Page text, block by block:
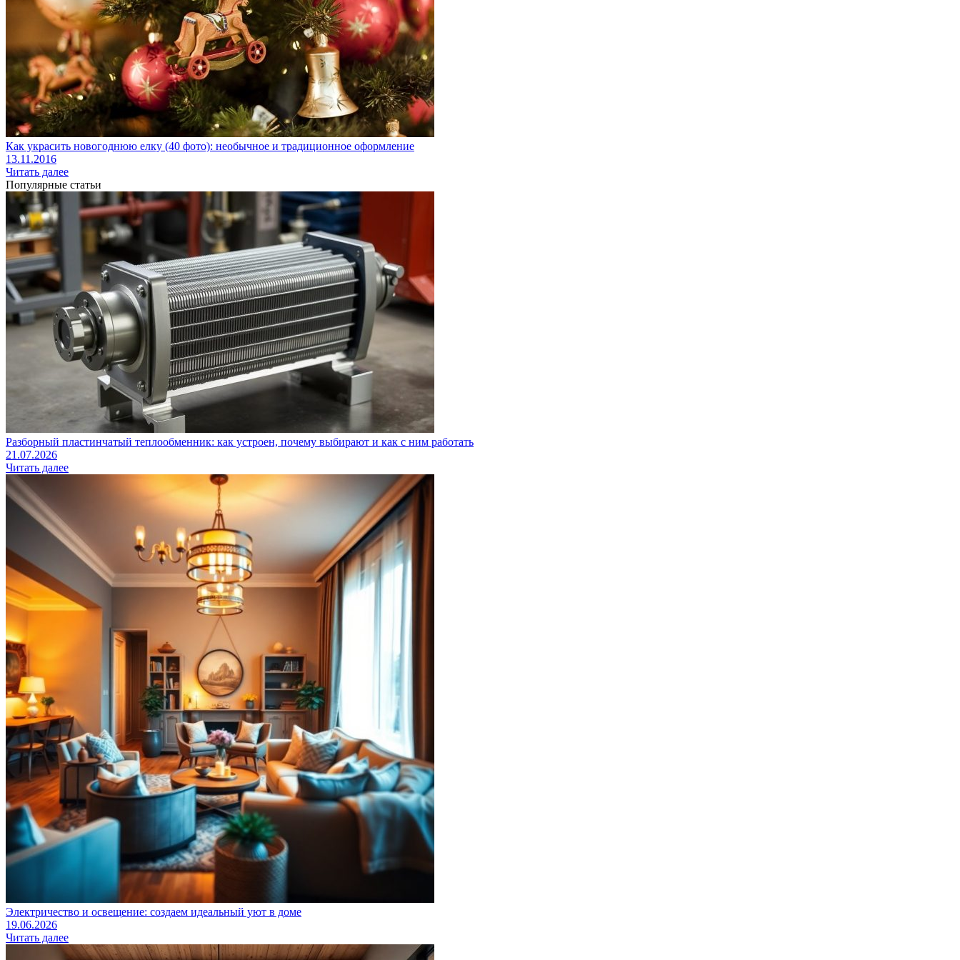
Как украсить новогоднюю елку (40 фото): необычное и традиционное оформление
13.11.2016
Читать далее
Популярные статьи
Разборный пластинчатый теплообменник: как устроен, почему выбирают и как с ним работать
21.07.2026
Читать далее
Электричество и освещение: создаем идеальный уют в доме
19.06.2026
Читать далее